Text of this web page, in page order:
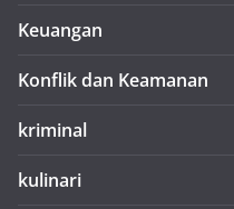
Keuangan
Konflik dan Keamanan
kriminal
kulinari